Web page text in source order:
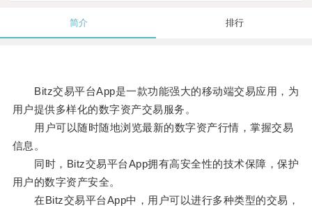
简介 排行
Bitz交易平台App是一款功能强大的移动端交易应用，为
用户提供多样化的数字资产交易服务。
用户可以随时随地浏览最新的数字资产行情，掌握交易
信息。
同时，Bitz交易平台App拥有高安全性的技术保障，保护
用户的数字资产安全。
在Bitz交易平台App中，用户可以进行多种类型的交易，